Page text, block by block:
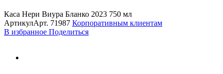
Каса Нери Виура Бланко 2023 750 мл
АртикулАрт. 71987 Корпоративным клиентам
В избранное Поделиться